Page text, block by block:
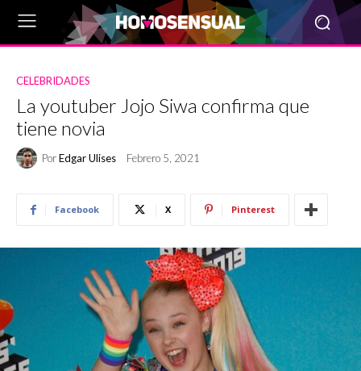
CELEBRIDADES
La youtuber Jojo Siwa confirma que
tiene novia
PorEdgar Ulises Febrero 5, 2021
Facebook X Pinterest